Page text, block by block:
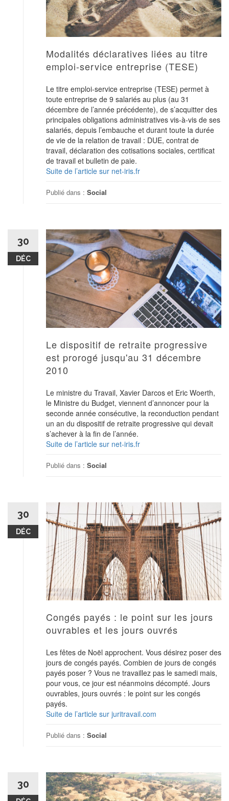
Modalités déclaratives liées au titre
emploi-service entreprise (TESE)
Le titre emploi-service entreprise (TESE) permet à
toute entreprise de 9 salariés au plus (au 31
décembre de l’année précédente), de s’acquitter des
principales obligations administratives vis-à-vis de ses
salariés, depuis l’embauche et durant toute la durée
de vie de la relation de travail : DUE, contrat de
travail, déclaration des cotisations sociales, certificat
de travail et bulletin de paie.
Suite de l’article sur net-iris.fr
Publié dans : Social
30
DÉC
Le dispositif de retraite progressive
est prorogé jusqu'au 31 décembre
2010
Le ministre du Travail, Xavier Darcos et Eric Woerth,
le Ministre du Budget, viennent d’annoncer pour la
seconde année consécutive, la reconduction pendant
un an du dispositif de retraite progressive qui devait
s’achever à la fin de l’année.
Suite de l’article sur net-iris.fr
Publié dans : Social
30
DÉC
Congés payés : le point sur les jours
ouvrables et les jours ouvrés
Les fêtes de Noël approchent. Vous désirez poser des
jours de congés payés. Combien de jours de congés
payés poser ? Vous ne travaillez pas le samedi mais,
pour vous, ce jour est néanmoins décompté. Jours
ouvrables, jours ouvrés : le point sur les congés
payés.
Suite de l’article sur juritravail.com
Publié dans : Social
30